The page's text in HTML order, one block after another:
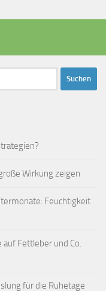
Wirkung zeigen
Feuchtigkeit
Fettleber und Co.
für die Ruhetage